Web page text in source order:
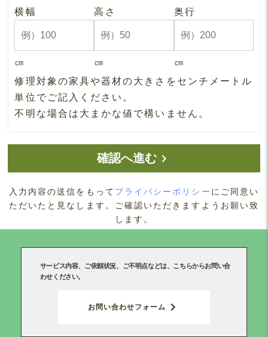
横幅
㎝
高さ
㎝
奥行
㎝
修理対象の家具や器材の大きさをセンチメートル
単位でご記入ください。
不明な場合は大まかな値で構いません。
確認へ進む
入力内容の送信をもって プライバシーポリシー にご同意い
ただいたと見なします。ご確認いただきますようお願い致
します。
サービス内容、ご依頼状況、ご不明点などは、こちらからお問い合
わせください。
お問い合わせフォーム